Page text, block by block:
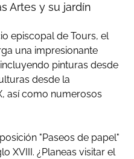
Artes y su jardín
episcopal de Tours, el
una impresionante
pinturas desde
desde la
así como numerosos
"Paseos de papel"
XVIII. ¿Planeas visitar el